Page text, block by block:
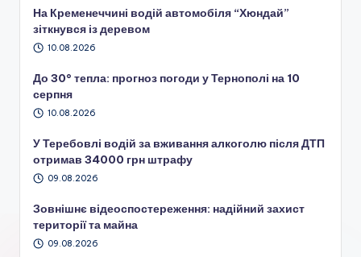
На Кременеччині водій автомобіля “Хюндай”
зіткнувся із деревом
10.08.2026
До 30° тепла: прогноз погоди у Тернополі на 10
серпня
10.08.2026
У Теребовлі водій за вживання алкоголю після ДТП
отримав 34000 грн штрафу
09.08.2026
Зовнішнє відеоспостереження: надійний захист
території та майна
09.08.2026